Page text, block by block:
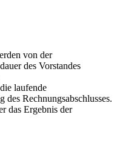
von der
des Vorstandes
laufende
Rechnungsabschlusses.
das Ergebnis der